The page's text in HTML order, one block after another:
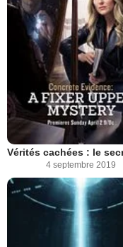
4 septembre 2019